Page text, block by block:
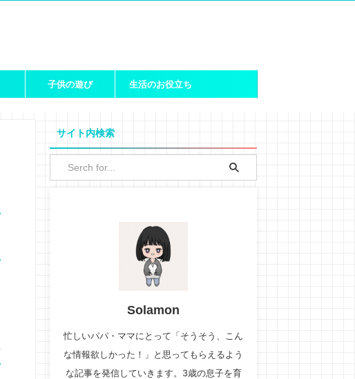
子供の遊び 生活のお役立ち
サイト内検索
Solamon
忙しいパパ・ママにとって「そうそう、こん
な情報欲しかった！」と思ってもらえるよう
な記事を発信していきます。3歳の息子を育